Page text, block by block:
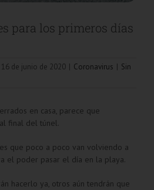
para los primeros días
16 de junio de 2020 | Coronavirus | Sin
en casa, parece que
final del túnel.
que poco a poco van volviendo a
el poder pasar el día en la playa.
hacerlo ya, otros aún tendrán que